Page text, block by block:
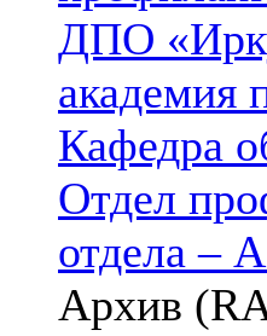
ДПО
академия
Кафедра
Отдел
отдела –
Архив